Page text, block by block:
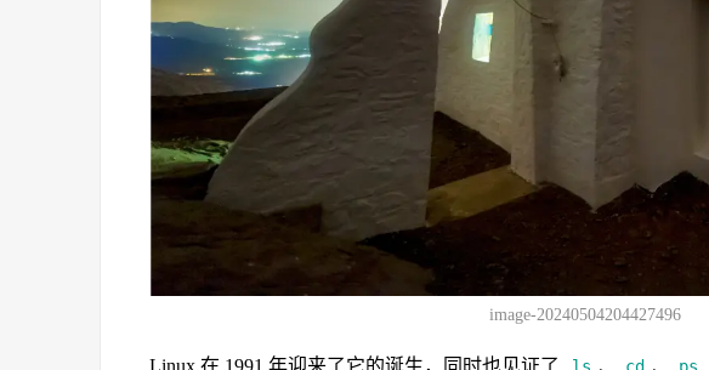
image-20240504204427496
Linux 在 1991 年迎来了它的诞生，同时也见证了 ls 、 cd 、 ps